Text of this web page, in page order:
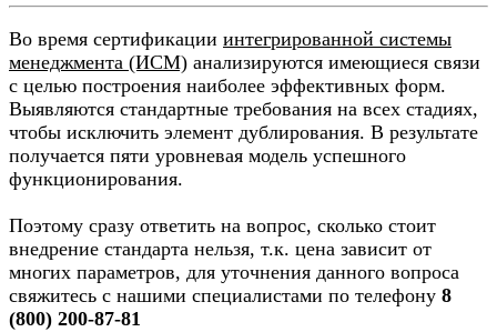
Во время сертификации интегрированной системы
менеджмента (ИСМ) анализируются имеющиеся связи
с целью построения наиболее эффективных форм.
Выявляются стандартные требования на всех стадиях,
чтобы исключить элемент дублирования. В результате
получается пяти уровневая модель успешного
функционирования.
Поэтому сразу ответить на вопрос, сколько стоит
внедрение стандарта нельзя, т.к. цена зависит от
многих параметров, для уточнения данного вопроса
свяжитесь с нашими специалистами по телефону 8
(800) 200-87-81